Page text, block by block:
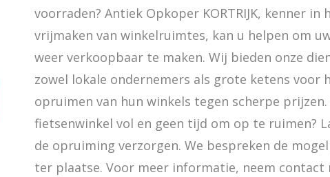
voorraden? Antiek Opkoper KORTRIJK, kenner in
vrijmaken van winkelruimtes, kan u helpen om
weer verkoopbaar te maken. Wij bieden onze
zowel lokale ondernemers als grote ketens voor
opruimen van hun winkels tegen scherpe
fietsenwinkel vol en geen tijd om op te ruimen?
de opruiming verzorgen. We bespreken de
ter plaatse. Voor meer informatie, neem contact